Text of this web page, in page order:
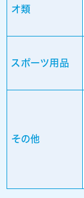
オ類
スポーツ用品
その他